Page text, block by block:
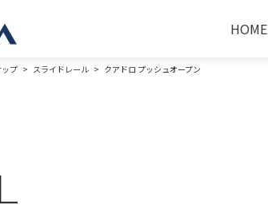
HOME
プ スライドレール クアドロ プッシュオープン